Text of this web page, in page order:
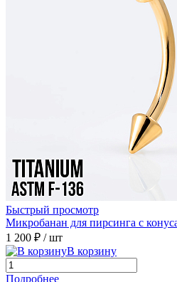
Быстрый просмотр
Микробанан для пирсинга с
1 200 ₽ / шт
В корзину
Подробнее